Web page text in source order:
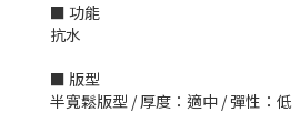
■ 功能
抗水
■ 版型
半寬鬆版型 / 厚度：適中 / 彈性：低